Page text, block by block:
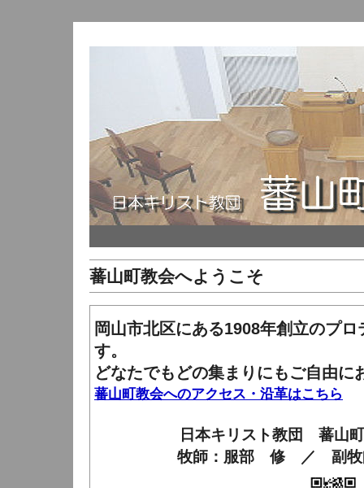
蕃山町教会へようこそ
岡山市北区にある1908年創立のプ
す。
どなたでもどの集まりにもご自由に
蕃山町教会へのアクセス・沿革はこちら
日本キリスト教団 蕃山
牧師：服部 修 ／ 副牧